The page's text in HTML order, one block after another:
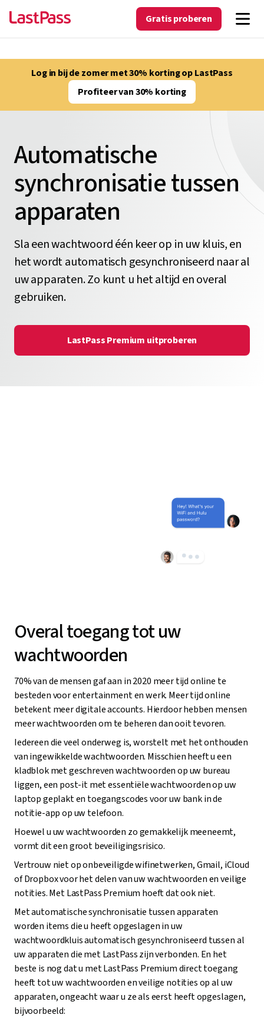
Gratis proberen
Log in bij de zomer met 30% korting op LastPass
Profiteer van 30% korting
Automatische
synchronisatie tussen
apparaten
Sla een wachtwoord één keer op in uw kluis, en
het wordt automatisch gesynchroniseerd naar al
uw apparaten. Zo kunt u het altijd en overal
gebruiken.
LastPass Premium uitproberen
Overal toegang tot uw
wachtwoorden
70% van de mensen gaf aan in 2020 meer tijd online te
besteden voor entertainment en werk. Meer tijd online
betekent meer digitale accounts. Hierdoor hebben mensen
meer wachtwoorden om te beheren dan ooit tevoren.
Iedereen die veel onderweg is, worstelt met het onthouden
van ingewikkelde wachtwoorden. Misschien heeft u een
kladblok met geschreven wachtwoorden op uw bureau
liggen, een post-it met essentiële wachtwoorden op uw
laptop geplakt en toegangscodes voor uw bank in de
notitie-app op uw telefoon.
Hoewel u uw wachtwoorden zo gemakkelijk meeneemt,
vormt dit een groot beveiligingsrisico.
Vertrouw niet op onbeveiligde wifinetwerken, Gmail, iCloud
of Dropbox voor het delen van uw wachtwoorden en veilige
notities. Met LastPass Premium hoeft dat ook niet.
Met automatische synchronisatie tussen apparaten
worden items die u heeft opgeslagen in uw
wachtwoordkluis automatisch gesynchroniseerd tussen al
uw apparaten die met LastPass zijn verbonden. En het
beste is nog dat u met LastPass Premium direct toegang
heeft tot uw wachtwoorden en veilige notities op al uw
apparaten, ongeacht waar u ze als eerst heeft opgeslagen,
bijvoorbeeld: